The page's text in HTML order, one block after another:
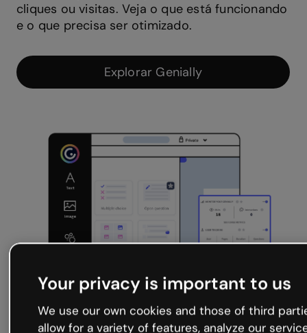
cliques ou visitas. Veja o que está funcionando
e o que precisa ser otimizado.
Explorar Genially
Your privacy is important
to us
We use our own cookies and those of third
options according to your preferences and
browsing habits. You can read more about this
in thecookies policy
Settings
Reject All
Accept All Cookies